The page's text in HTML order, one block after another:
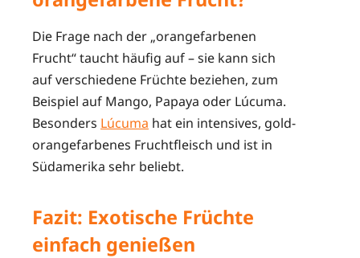
Die Frage nach der „orangefarbenen
Frucht“ taucht häufig auf – sie kann sich
auf verschiedene Früchte beziehen, zum
Beispiel auf Mango, Papaya oder Lúcuma.
Besonders Lúcuma hat ein intensives, gold-
orangefarbenes Fruchtfleisch und ist in
Südamerika sehr beliebt.
Fazit: Exotische Früchte
einfach genießen